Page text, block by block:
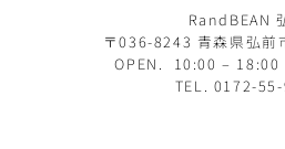
RandBEAN
〒036-8243 青森県弘前
OPEN. 10:00 – 18:00
TEL. 0172-